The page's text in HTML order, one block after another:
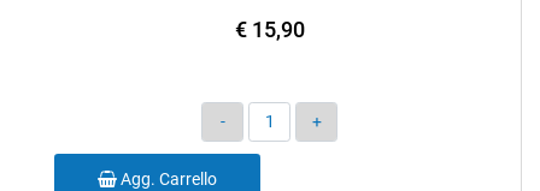
€ 15,90
Quantità
Agg. Carrello